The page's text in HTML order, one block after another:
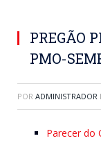
PREGÃO
PMO-
POR ADMINISTRADOR
Parecer do